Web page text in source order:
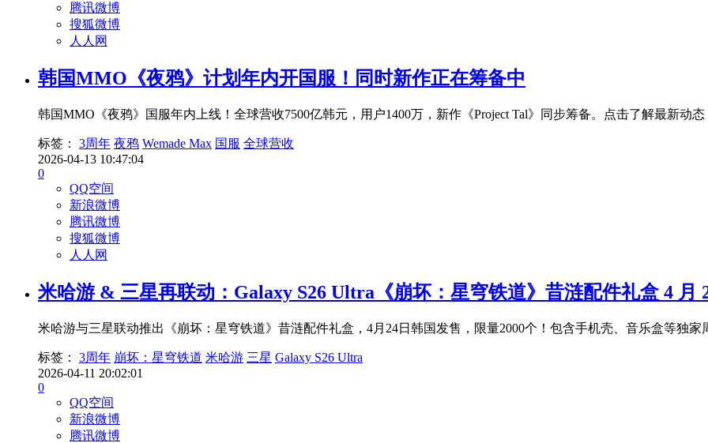
腾讯微博
搜狐微博
人人网
韩国MMO《夜鸦》计划年内开国服！同时新作正在筹备中
韩国MMO《夜鸦》国服年内上线！全球营收7500亿韩元，用户1400万，新作《Project Tal》同步筹备。点击了解最新动态
标签： 3周年 夜鸦 Wemade Max 国服 全球营收
2026-04-13 10:47:04
0
QQ空间
新浪微博
腾讯微博
搜狐微博
人人网
米哈游 & 三星再联动：Galaxy S26 Ultra《崩坏：星穹铁道》昔涟配件礼盒 4 月
米哈游与三星联动推出《崩坏：星穹铁道》昔涟配件礼盒，4月24日韩国发售，限量2000个！包含手机壳、音乐盒等独家
标签： 3周年 崩坏：星穹铁道 米哈游 三星 Galaxy S26 Ultra
2026-04-11 20:02:01
0
QQ空间
新浪微博
腾讯微博